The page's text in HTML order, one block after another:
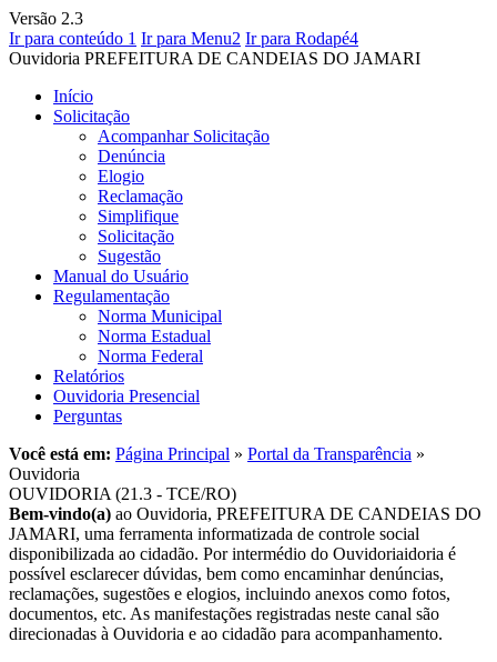
Versão 2.3
Ir para conteúdo 1 Ir para Menu2 Ir para Rodapé4
Ouvidoria PREFEITURA DE CANDEIAS DO JAMARI
Início
Solicitação
Acompanhar Solicitação
Denúncia
Elogio
Reclamação
Simplifique
Solicitação
Sugestão
Manual do Usuário
Regulamentação
Norma Municipal
Norma Estadual
Norma Federal
Relatórios
Ouvidoria Presencial
Perguntas
Você está em: Página Principal » Portal da Transparência »
Ouvidoria
OUVIDORIA (21.3 - TCE/RO)
Bem-vindo(a) ao Ouvidoria, PREFEITURA DE CANDEIAS DO
JAMARI, uma ferramenta informatizada de controle social
disponibilizada ao cidadão. Por intermédio do Ouvidoriaidoria é
possível esclarecer dúvidas, bem como encaminhar denúncias,
reclamações, sugestões e elogios, incluindo anexos como fotos,
documentos, etc. As manifestações registradas neste canal são
direcionadas à Ouvidoria e ao cidadão para acompanhamento.